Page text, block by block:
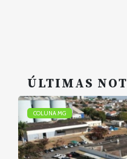
ÚLTIMAS
COLUNA MG